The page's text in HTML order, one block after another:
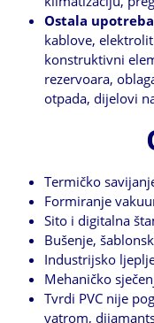
Ostala
kablove,
konstruktivni
rezervoara,
otpada, dijelovi
Termičko
Formiranje
Sito i digitalna
Bušenje,
Industrijsko
Mehaničko
Tvrdi PVC nije
vatrom,